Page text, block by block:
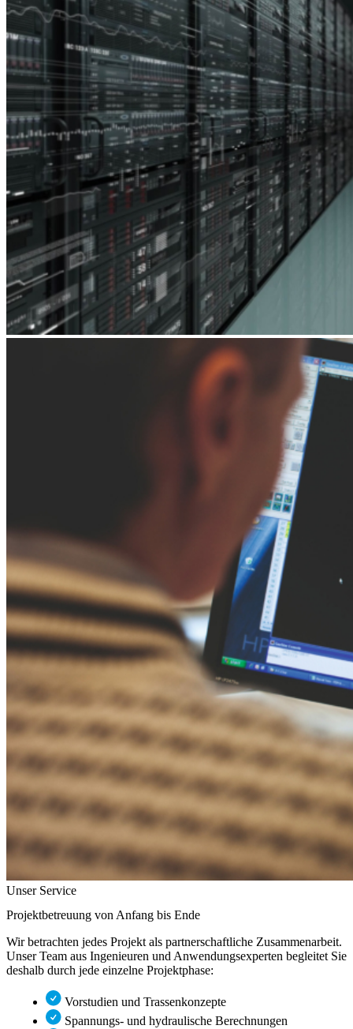
Unser Service
Projektbetreuung von Anfang bis Ende
Wir betrachten jedes Projekt als partnerschaftliche Zusammenarbeit.
Unser Team aus Ingenieuren und Anwendungsexperten begleitet Sie
deshalb durch jede einzelne Projektphase:
Vorstudien und Trassenkonzepte
Spannungs- und hydraulische Berechnungen